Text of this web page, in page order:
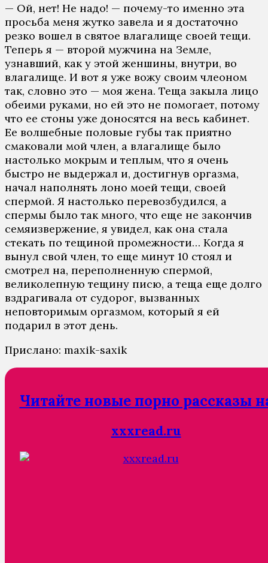
— Ой, нет! Не надо! — почему-то именно эта
просьба меня жутко завела и я достаточно
резко вошел в святое влагалище своей тещи.
Теперь я — второй мужчина на Земле,
узнавший, как у этой женшины, внутри, во
влагалище. И вот я уже вожу своим члеоном
так, словно это — моя жена. Теща закыла лицо
обеими руками, но ей это не помогает, потому
что ее стоны уже доносятся на весь кабинет.
Ее волшебные половые губы так приятно
смаковали мой член, а влагалище было
настолько мокрым и теплым, что я очень
быстро не выдержал и, достигнув оргазма,
начал наполнять лоно моей тещи, своей
спермой. Я настолько перевозбудился, а
спермы было так много, что еще не закончив
семяизвержение, я увидел, как она стала
стекать по тещиной промежности… Когда я
вынул свой член, то еще минут 10 стоял и
смотрел на, переполненную спермой,
великолепную тещину писю, а теща еще долго
вздрагивала от судорог, вызванных
неповторимым оргазмом, который я ей
подарил в этот день.
Прислано: maxik-saxik
Читайте новые порно рассказы
xxxread.ru